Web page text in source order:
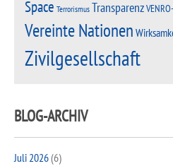
Space TerrorismusTransparenz
Vereinte Nationen
Zivilgesellschaft
BLOG-ARCHIV
Juli 2026(6)